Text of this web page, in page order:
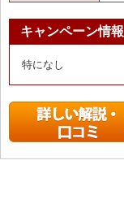
キャンペーン情報
特になし